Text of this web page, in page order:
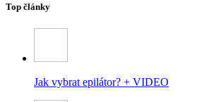
Top články
Jak vybrat epilátor? + VIDEO